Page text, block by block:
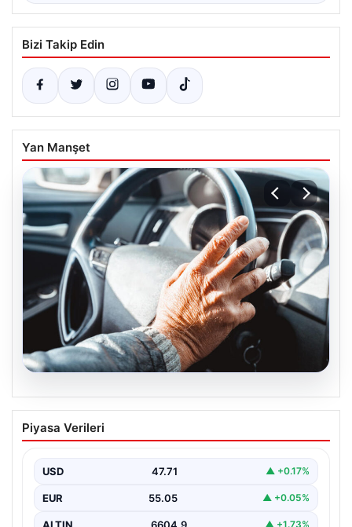
Bizi Takip Edin
Yan Manşet
Emekliye ÖTV’siz araç verilecek mi,
yasa çıkacak mı? Milyonlarca emekli
Piyasa Verileri
USD 47.71 ▲ +0.17%
EUR 55.05 ▲ +0.05%
ALTIN 6604.9 ▲ +1.73%